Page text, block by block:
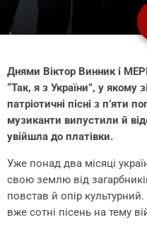
Днями Віктор Винник і
“Так, я з України”, у якому
патріотичні пісні з п’яти
музиканти випустили й
увійшла до платівки.
Уже понад два місяці
свою землю від
повстав й опір
вже сотні пісень на тему